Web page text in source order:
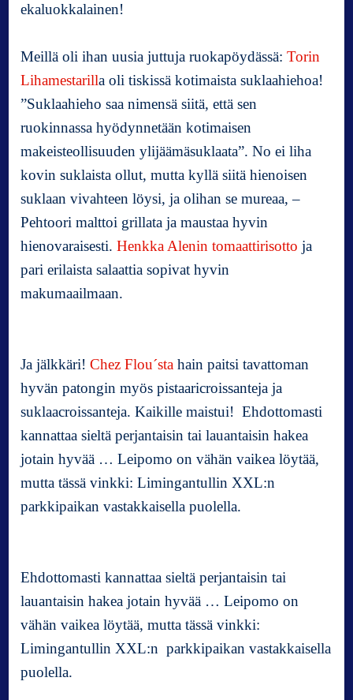
,
h
e
u
j
a
ekaluokkalainen!
Meillä oli ihan uusia juttuja ruokapöydässä:Torin
Lihamestarilla oli tiskissä kotimaista suklaahiehoa!
”Suklaahieho saa nimensä siitä, että sen
ruokinnassa hyödynnetään kotimaisen
makeisteollisuuden ylijäämäsuklaata”. No ei liha
kovin suklaista ollut, mutta kyllä siitä hienoisen
suklaan vivahteen löysi, ja olihan se mureaa, –
Pehtoori malttoi grillata ja maustaa hyvin
hienovaraisesti.Henkka Alenin tomaattirisotto ja
pari erilaista salaattia sopivat hyvin
makumaailmaan.
Ja jälkkäri!Chez Flou´sta hain paitsi tavattoman
hyvän patongin myös pistaaricroissanteja ja
suklaacroissanteja. Kaikille maistui! Ehdottomasti
kannattaa sieltä perjantaisin tai lauantaisin hakea
jotain hyvää … Leipomo on vähän vaikea löytää,
mutta tässä vinkki: Limingantullin XXL:n
parkkipaikan vastakkaisella puolella.
Ehdottomasti kannattaa sieltä perjantaisin tai
lauantaisin hakea jotain hyvää … Leipomo on
vähän vaikea löytää, mutta tässä vinkki:
Limingantullin XXL:n parkkipaikan vastakkaisella
puolella.